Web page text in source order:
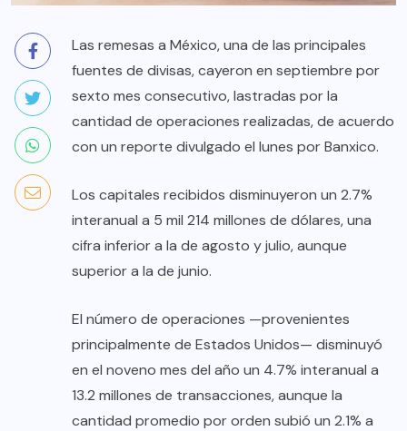
Las remesas a México, una de las principales
fuentes de divisas, cayeron en septiembre por
sexto mes consecutivo, lastradas por la
cantidad de operaciones realizadas, de acuerdo
con un reporte divulgado el lunes por Banxico.
Los capitales recibidos disminuyeron un 2.7%
interanual a 5 mil 214 millones de dólares, una
cifra inferior a la de agosto y julio, aunque
superior a la de junio.
El número de operaciones —provenientes
principalmente de Estados Unidos— disminuyó
en el noveno mes del año un 4.7% interanual a
13.2 millones de transacciones, aunque la
cantidad promedio por orden subió un 2.1% a